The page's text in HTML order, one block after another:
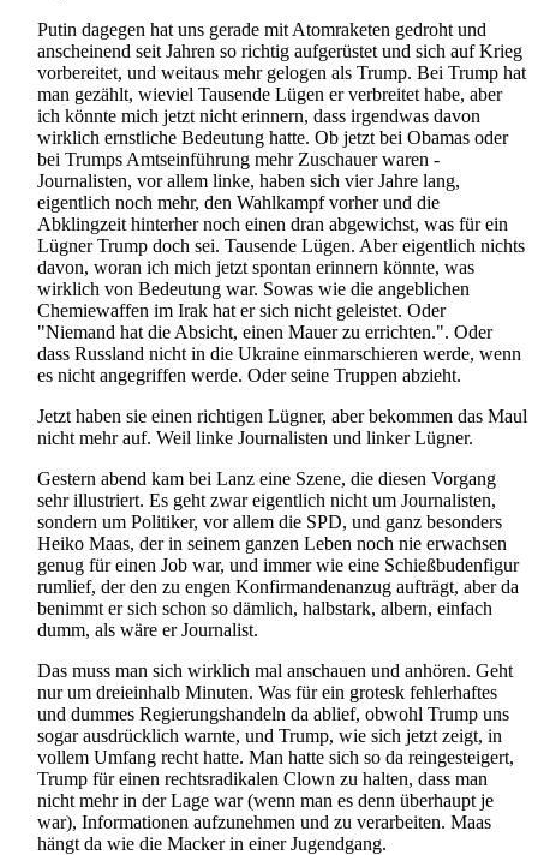
Putin dagegen hat uns gerade mit Atomraketen gedroht und
anscheinend seit Jahren so richtig aufgerüstet und sich auf Krieg
vorbereitet, und weitaus mehr gelogen als Trump. Bei Trump hat
man gezählt, wieviel Tausende Lügen er verbreitet habe, aber
ich könnte mich jetzt nicht erinnern, dass irgendwas davon
wirklich ernstliche Bedeutung hatte. Ob jetzt bei Obamas oder
bei Trumps Amts­einführung mehr Zuschauer waren -
Journalisten, vor allem linke, haben sich vier Jahre lang,
eigentlich noch mehr, den Wahlkampf vorher und die
Abklingzeit hinterher noch einen dran abgewichst, was für ein
Lügner Trump doch sei. Tausende Lügen. Aber eigentlich nichts
davon, woran ich mich jetzt spontan erinnern könnte, was
wirklich von Bedeutung war. Sowas wie die angeblichen
Chemiewaffen im Irak hat er sich nicht geleistet. Oder
"Niemand hat die Absicht, einen Mauer zu errichten.". Oder
dass Russland nicht in die Ukraine ein­marschieren werde, wenn
es nicht angegriffen werde. Oder seine Truppen abzieht.
Jetzt haben sie einen richtigen Lügner, aber bekommen das Maul
nicht mehr auf. Weil linke Journalisten und linker Lügner.
Gestern abend kam bei Lanz eine Szene, die diesen Vorgang
sehr illustriert. Es geht zwar eigentlich nicht um Journalisten,
sondern um Politiker, vor allem die SPD, und ganz besonders
Heiko Maas, der in seinem ganzen Leben noch nie erwachsen
genug für einen Job war, und immer wie eine Schieß­buden­figur
rumlief, der den zu engen Konfirmanden­anzug aufträgt, aber da
benimmt er sich schon so dämlich, halbstark, albern, einfach
dumm, als wäre er Journalist.
Das muss man sich wirklich mal anschauen und anhören. Geht
nur um dreieinhalb Minuten. Was für ein grotesk fehlerhaftes
und dummes Regierungs­handeln da ablief, obwohl Trump uns
sogar ausdrücklich warnte, und Trump, wie sich jetzt zeigt, in
vollem Umfang recht hatte. Man hatte sich so da reingesteigert,
Trump für einen rechts­radikalen Clown zu halten, dass man
nicht mehr in der Lage war (wenn man es denn überhaupt je
war), Informationen aufzunehmen und zu verarbeiten. Maas
hängt da wie die Macker in einer Jugendgang.